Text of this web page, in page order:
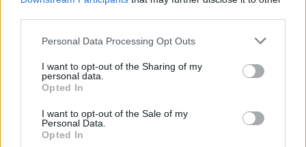
Please note that this website/app uses one or more Google
not limited to your visit or usage behaviour. You may click to
grant or deny consent to Google and its third-party tags to
use your data for below specified purposes in below Google
consent section.
Personal Data Processing Opt Outs
I want to opt-out of the Sharing of my
personal data.
Opted In
I want to opt-out of the Sale of my
Personal Data.
Opted In